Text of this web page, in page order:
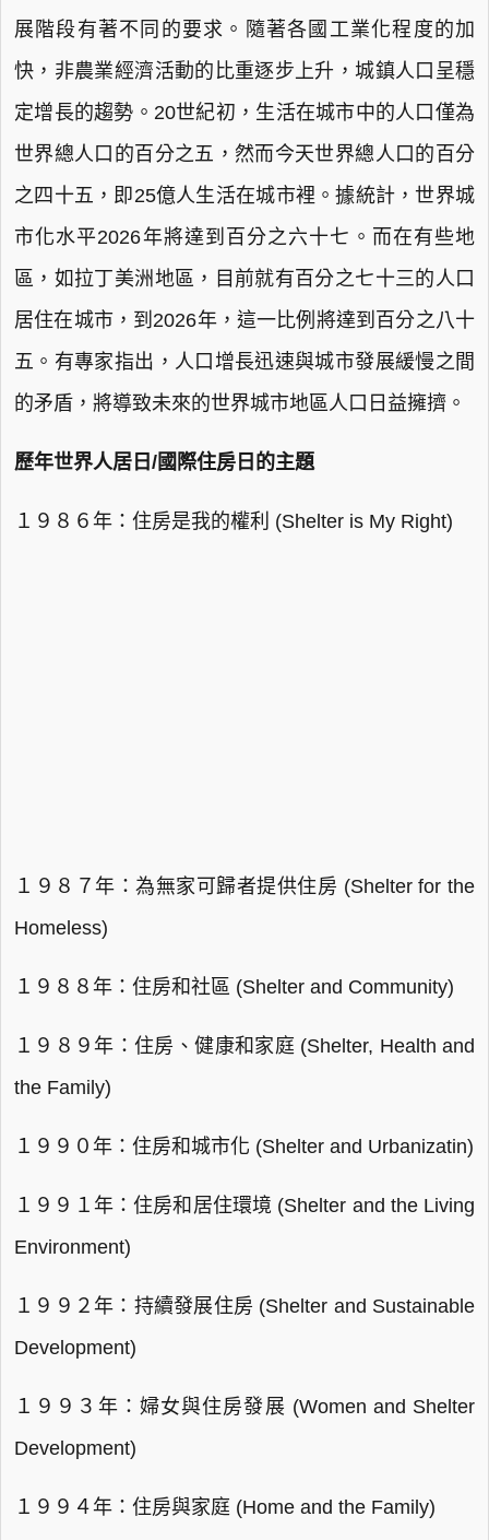
展階段有著不同的要求。隨著各國工業化程度的加
快，非農業經濟活動的比重逐步上升，城鎮人口呈穩
定增長的趨勢。20世紀初，生活在城市中的人口僅為
世界總人口的百分之五，然而今天世界總人口的百分
之四十五，即25億人生活在城市裡。據統計，世界城
市化水平2026年將達到百分之六十七。而在有些地
區，如拉丁美洲地區，目前就有百分之七十三的人口
居住在城市，到2026年，這一比例將達到百分之八十
五。有專家指出，人口增長迅速與城市發展緩慢之間
的矛盾，將導致未來的世界城市地區人口日益擁擠。
歷年世界人居日/國際住房日的主題
１９８６年：住房是我的權利 (Shelter is My Right)
１９８７年：為無家可歸者提供住房 (Shelter for the
Homeless)
１９８８年：住房和社區 (Shelter and Community)
１９８９年：住房、健康和家庭 (Shelter, Health and
the Family)
１９９０年：住房和城市化 (Shelter and Urbanizatin)
１９９１年：住房和居住環境 (Shelter and the Living
Environment)
１９９２年：持續發展住房 (Shelter and Sustainable
Development)
１９９３年：婦女與住房發展 (Women and Shelter
Development)
１９９４年：住房與家庭 (Home and the Family)